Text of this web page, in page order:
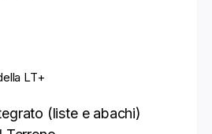
LT+
(liste e abachi)